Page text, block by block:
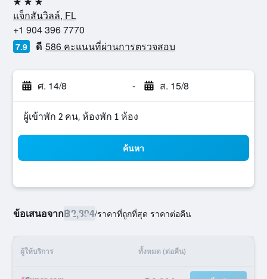
3 ดาว
แจ็กสันวิลล์, FL
+1 904 396 7770
7.9 ดี 586 คะแนนที่ผ่านการตรวจสอบ
ศ. 14/8 - ส. 15/8
ผู้เข้าพัก 2 คน, ห้องพัก 1 ห้อง
ค้นหา
ข้อเสนอจาก฿2,894/ราคาที่ถูกที่สุด ราคาต่อคืน
ผู้ให้บริการ ทั้งหมด (ต่อคืน)